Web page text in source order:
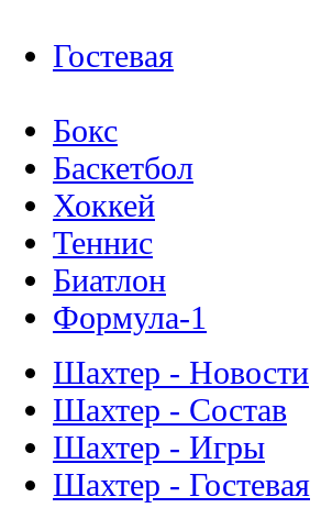
Гостевая
Бокс
Баскетбол
Хоккей
Теннис
Биатлон
Формула-1
Шахтер - Новости
Шахтер - Состав
Шахтер - Игры
Шахтер - Гостевая